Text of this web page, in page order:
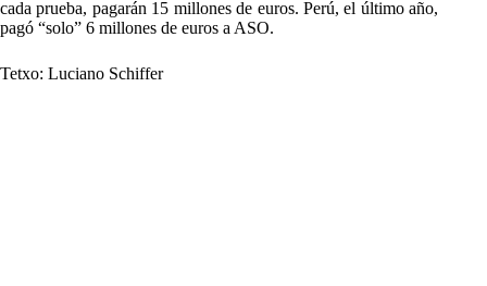
cada prueba, pagarán 15 millones de euros. Perú, el último año,
pagó “solo” 6 millones de euros a ASO.
Tetxo: Luciano Schiffer